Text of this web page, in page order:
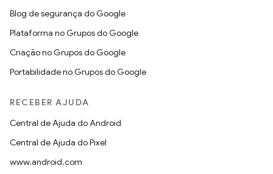
Blog de segurança do Google
Plataforma no Grupos do Google
Criação no Grupos do Google
Portabilidade no Grupos do Google
RECEBER AJUDA
Central de Ajuda do Android
Central de Ajuda do Pixel
www.android.com